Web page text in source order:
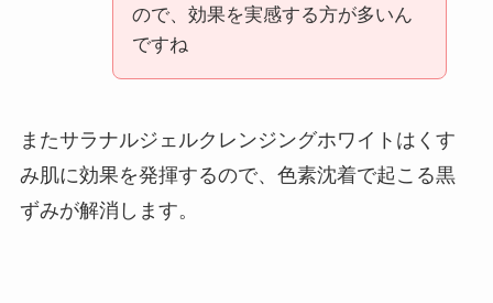
ので、効果を実感する方が多いん
ですね
またサラナルジェルクレンジングホワイトはくす
み肌に効果を発揮するので、色素沈着で起こる黒
ずみが解消します。